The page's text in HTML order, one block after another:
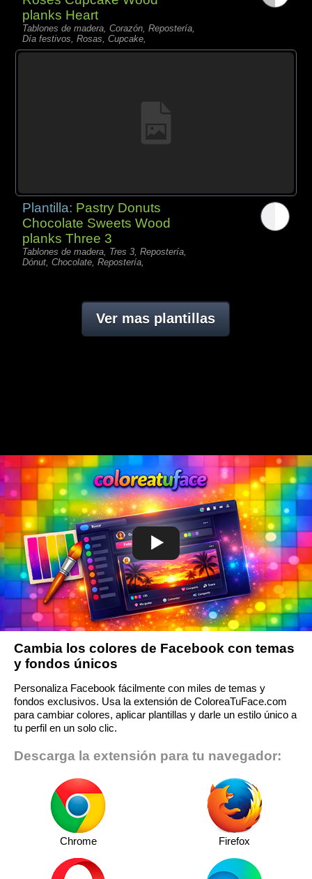
planks Heart
Tablones de madera, Corazón, Repostería,
Día festivos, Rosas, Cupcake,
Plantilla: Pastry Donuts
Chocolate Sweets Wood
planks Three 3
Tablones de madera, Tres 3, Repostería,
Dónut, Chocolate, Repostería,
Ver mas plantillas
Cambia los colores de Facebook con temas
y fondos únicos
Personaliza Facebook fácilmente con miles de temas y
fondos exclusivos. Usa la extensión de ColoreaTuFace.com
para cambiar colores, aplicar plantillas y darle un estilo único a
tu perfil en un solo clic.
Descarga la extensión para tu navegador:
Chrome Firefox